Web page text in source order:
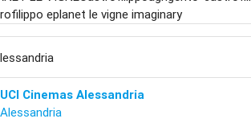
eplanet le vigne imaginary
UCI Cinemas Alessandria
Alessandria